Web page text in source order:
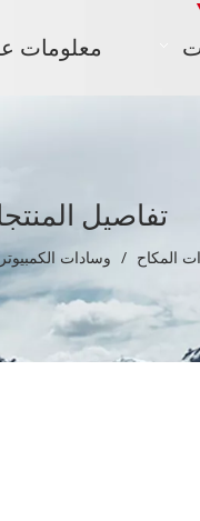
معلومات
تفاصيل
المكاح / وسادات الكمبيوتر